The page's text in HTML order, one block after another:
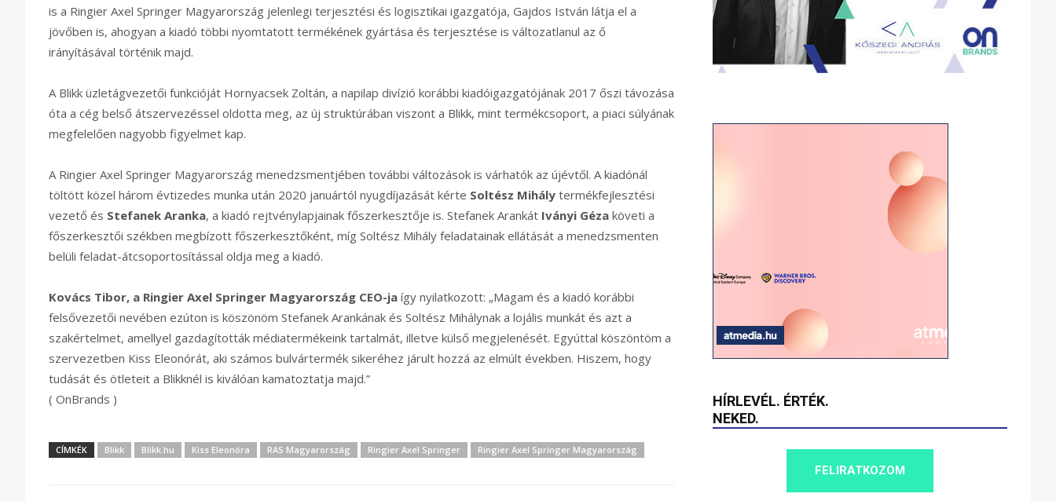
is a Ringier Axel Springer Magyarország jelenlegi terjesztési és logisztikai igazgatója, Gajdos István látja el a
jövőben is, ahogyan a kiadó többi nyomtatott termékének gyártása és terjesztése is változatlanul az ő
irányításával történik majd.
A Blikk üzletágvezetői funkcióját Hornyacsek Zoltán, a napilap divízió korábbi kiadóigazgatójának 2017 őszi távozása
óta a cég belső átszervezéssel oldotta meg, az új struktúrában viszont a Blikk, mint termékcsoport, a piaci súlyának
megfelelően nagyobb figyelmet kap.
A Ringier Axel Springer Magyarország menedzsmentjében további változások is várhatók az újévtől. A kiadónál
töltött közel három évtizedes munka után 2020 januártól nyugdíjazását kérte Soltész Mihály termékfejlesztési
vezető és Stefanek Aranka, a kiadó rejtvénylapjainak főszerkesztője is. Stefanek Arankát Iványi Géza követi a
főszerkesztői székben megbízott főszerkesztőként, míg Soltész Mihály feladatainak ellátását a menedzsmenten
belüli feladat-átcsoportosítással oldja meg a kiadó.
Kovács Tibor, a Ringier Axel Springer Magyarország CEO-ja így nyilatkozott: „Magam és a kiadó korábbi
felsővezetői nevében ezúton is köszönöm Stefanek Arankának és Soltész Mihálynak a lojális munkát és azt a
szakértelmet, amellyel gazdagították médiatermékeink tartalmát, illetve külső megjelenését. Egyúttal köszöntöm a
szervezetben Kiss Eleonórát, aki számos bulvártermék sikeréhez járult hozzá az elmúlt években. Hiszem, hogy
tudását és ötleteit a Blikknél is kiválóan kamatoztatja majd.”
( OnBrands )
CÍMKÉK Blikk Blikk.hu Kiss Eleonóra RAS Magyarország Ringier Axel Springer Ringier Axel Springer Magyarország
HÍRLEVÉL. ÉRTÉK.
NEKED.
FELIRATKOZOM